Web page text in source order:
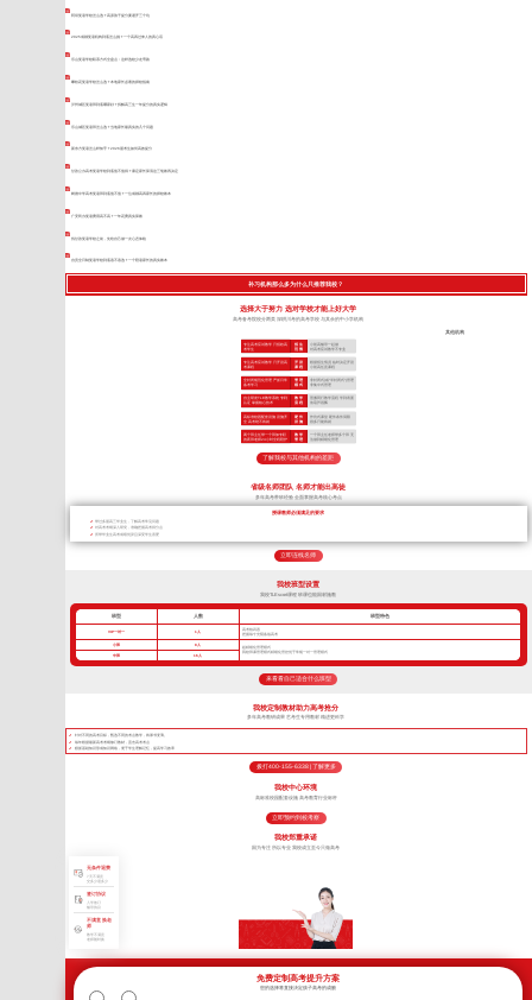
阿坝复读学校怎么选？高原孩子提分要避开三个坑
2025成都复读机构到底怎么挑？一个高四过来人的真心话
乐山复读学校联系方式全盘点：这样选校少走弯路
攀枝花复读学校怎么选？本地家长必看的择校指南
泸州城区复读班到底哪家好？拆解高三生一年提分的真实逻辑
乐山城区复读班怎么选？当地家长最真实的几个问题
新东方复读怎么样知乎？2026届考生如何高效提分
甘孜公办高考复读学校到底值不值得？康定家长算清这三笔账再决定
树德中学高考复读班到底值不值？一位成都高四家长的择校账本
广安民办复读费用高不高？一年花费真实算账
找甘孜复读学校之前，先给自己做一次心态体检
自贡全日制复读学校到底该不该选？一个陪读家长的真实账本
补习机构那么多为什么只推荐我校？
选择大于努力 选对学校才能上好大学
高考备考院校分两类 深耕川考的高考学校 与其余的中小学机构
其他机构
专注高考应试教学 只招收高
考学生
招 生
范 围
小初高辅导一起做
对高考应试教学不专业
专注高考应试教学 只开设高
考课程
开 设
课 程
根据招生情况 临时决定开设
小初高任意课程
全封闭规范化管理 严抓日常
备考学习
管 理
模 式
非封闭式(或“半封闭式”)管理
非集中式管理
自主研发TLE教学系统 专利
认证 掌握核心技术
教 学
流 程
照搬同行教学流程 学到表面
依葫芦画瓢
高标准校园配套设施 设施齐
全 高考绝不将就
硬 件
设 施
作坊式课堂 硬件条件局限
很多只能将就
两个班主任带一个班加专职
的夜班老师24小时全程陪护
教 学
管 理
一个班主任老师带多个班 无
法做到精细化管理
了解我校与其他机构的差距
省级名师团队 名师才能出高徒
多年高考带班经验 全面掌握高考核心考点
授课教师必须满足的要求
带过多届高三毕业生，了解高考常见问题
对高考考纲深入研究，准确把握高考得分点
所带毕业生高考成绩优异且深受学生喜爱
立即连线名师
我校班型设置
我校TLEscort课程 班课也能因材施教
班型 人数 班型特色
VIP一对一 1人
高考核武器
把握每寸光阴备战高考
小班 8人
超精细化管理模式
我校班课管理模式精细化管控优于常规一对一管理模式
中班 16人
来看看自己适合什么班型
我校定制教材助力高考抢分
多年高考教研成果 艺考生专用教材 精进更科学
针对不同的高考目标，甄选不同的考点教学，将厚书变薄。
每年根据最新高考考纲修订教材，直击高考考点
狠抓基础知识形成知识网络，便于学生理解记忆，提高学习效率
拨打400-155-6338 | 了解更多
我校中心环境
高标准校园配套设施 高考教育行业标杆
立即预约到校考察
我校郑重承诺
因为专注 所以专业 我校成立至今只做高考
无条件退费
7天不满意
交多少退多少
签订协议
入学签订
辅导协议
不满意 换老
师
教学不满意
老师随时换
免费定制高考提升方案
您的选择将直接决定孩子高考的成败